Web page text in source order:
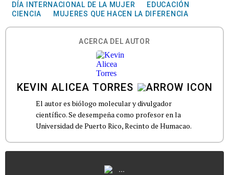
DÍA INTERNACIONAL DE LA MUJER
EDUCACIÓN
CIENCIA
MUJERES QUE HACEN LA DIFERENCIA
ACERCA DEL AUTOR
KEVIN ALICEA TORRES
El autor es biólogo molecular y divulgador
científico. Se desempeña como profesor en la
Universidad de Puerto Rico, Recinto de Humacao.
...